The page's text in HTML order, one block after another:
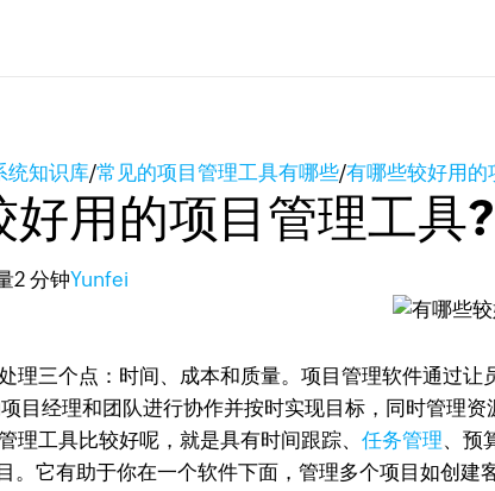
统知识库/常见的项目管理工具有哪些/有哪些较好用的
好用的项目管理工具?
2 分钟Yunfei
理三个点：时间、成本和质量。项目管理软件通过让
目经理和团队进行协作并按时实现目标，同时管理资
理工具比较好呢，就是具有时间跟踪、任务管理、预
。它有助于你在一个软件下面，管理多个项目如创建